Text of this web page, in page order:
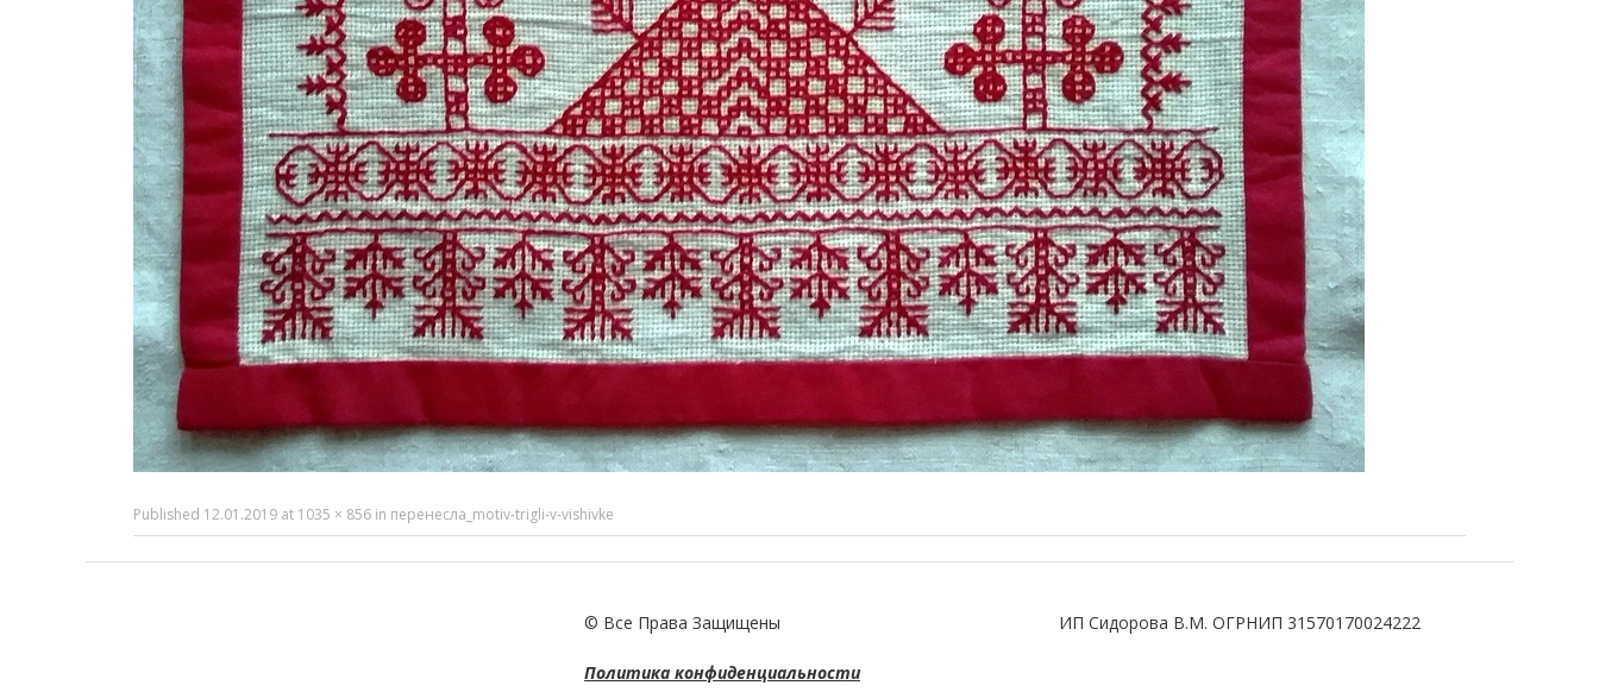
Published 12.01.2019 at 1035 × 856 in перенесла_motiv-trigli-v-vishivke
© Все Права Защищены
Политика конфиденциальности
ИП Сидорова В.М. ОГРНИП 31570170024222